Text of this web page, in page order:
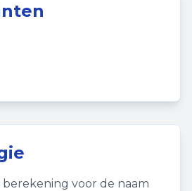
voor de naam